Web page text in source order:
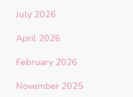
July 2026
April 2026
February 2026
November 2025